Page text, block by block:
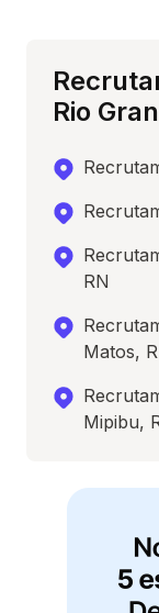
Rio
RN
Matos,
Mipibu,